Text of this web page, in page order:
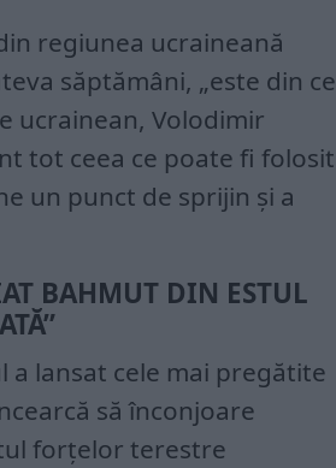
regiunea ucraineană
săptămâni, „este din ce
ucrainean, Volodimir
tot ceea ce poate fi folosit
un punct de sprijin și a
BAHMUT DIN ESTUL
lansat cele mai pregătite
să înconjoare
forțelor terestre